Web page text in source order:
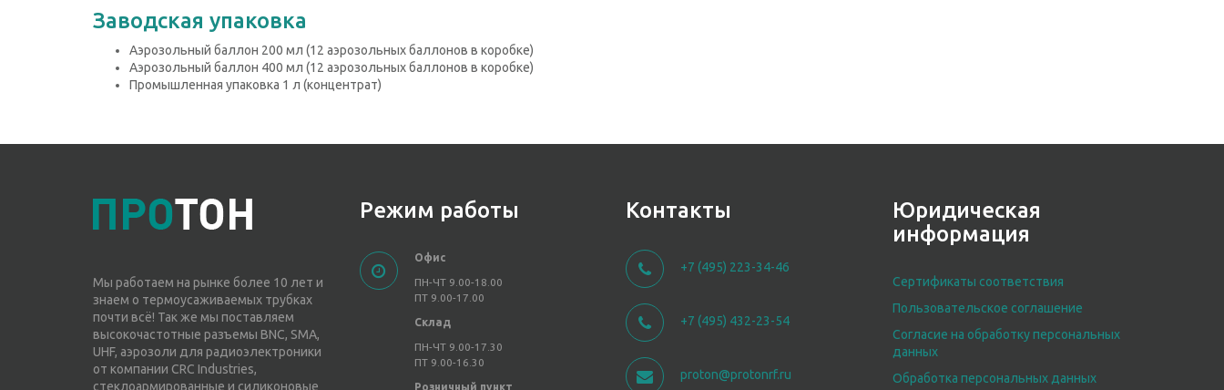
Заводская упаковка
Аэрозольный баллон 200 мл (12 аэрозольных баллонов в коробке)
Аэрозольный баллон 400 мл (12 аэрозольных баллонов в коробке)
Промышленная упаковка 1 л (концентрат)
Мы работаем на рынке более 10 лет и
знаем о термоусаживаемых трубках
почти всё! Так же мы поставляем
высокочастотные разъемы BNC, SMA,
UHF, аэрозоли для радиоэлектроники
от компании CRC Industries,
стеклоармированные и силиконовые
Режим работы
Офис
ПН-ЧТ 9.00-18.00
ПТ 9.00-17.00
Склад
ПН-ЧТ 9.00-17.30
ПТ 9.00-16.30
Розничный пункт
Контакты
+7 (495) 223-34-46
+7 (495) 432-23-54
proton@protonrf.ru
Юридическая
информация
Сертификаты соответствия
Пользовательское соглашение
Согласие на обработку персональных
данных
Обработка персональных данных